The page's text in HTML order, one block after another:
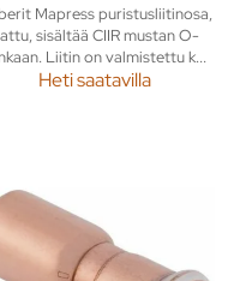
Mapress puristusliitinosa,
sisältää CIIR mustan O-
Liitin on valmistettu k...
Heti saatavilla